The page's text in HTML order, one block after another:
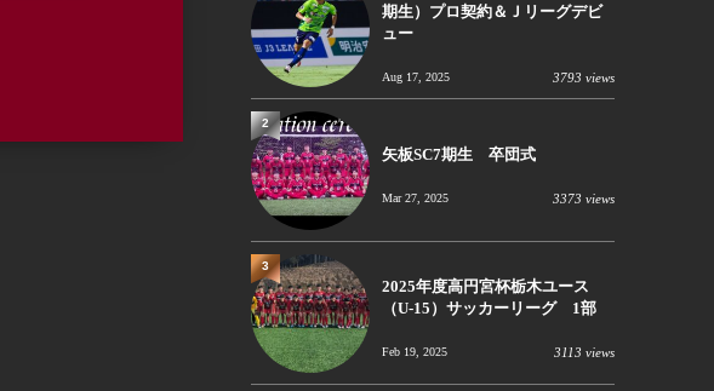
期生）プロ契約＆Ｊリーグデビ
ュー
Aug 17, 2025 3793 views
矢板SC7期生 卒団式
Mar 27, 2025 3373 views
2
2025年度高円宮杯栃木ユース
（U-15）サッカーリーグ 1部
Feb 19, 2025 3113 views
3